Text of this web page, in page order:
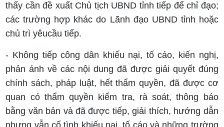
thấy cần đề xuất Chủ tịch UBND tỉnh tiếp để chỉ đạo;
các trường hợp khác do Lãnh đạo UBND tỉnh hoặc
chủ trì yêucầu tiếp.
- Không tiếp công dân khiếu nại, tố cáo, kiến nghị,
phản ánh về các nội dung đã được giải quyết đúng
chính sách, pháp luật, hết thẩm quyền, đã được cơ
quan có thẩm quyền kiểm tra, rà soát, thông báo
bằng văn bản và đã được tiếp, giải thích, hướng dẫn